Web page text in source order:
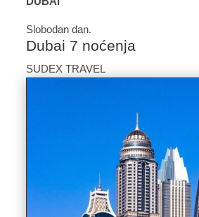
Slobodan dan.
Dubai 7 noćenja
SUDEX TRAVEL